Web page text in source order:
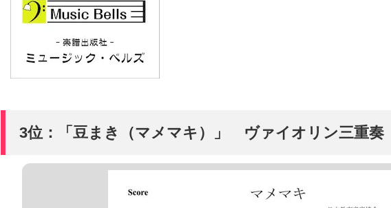
3位：「豆まき（マメマキ）」 ヴァイオリン三重奏